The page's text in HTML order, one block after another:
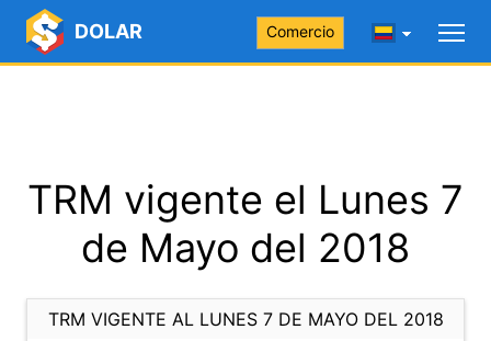
DOLAR Comercio
TRM vigente el Lunes 7
de Mayo del 2018
TRM VIGENTE AL LUNES 7 DE MAYO DEL 2018